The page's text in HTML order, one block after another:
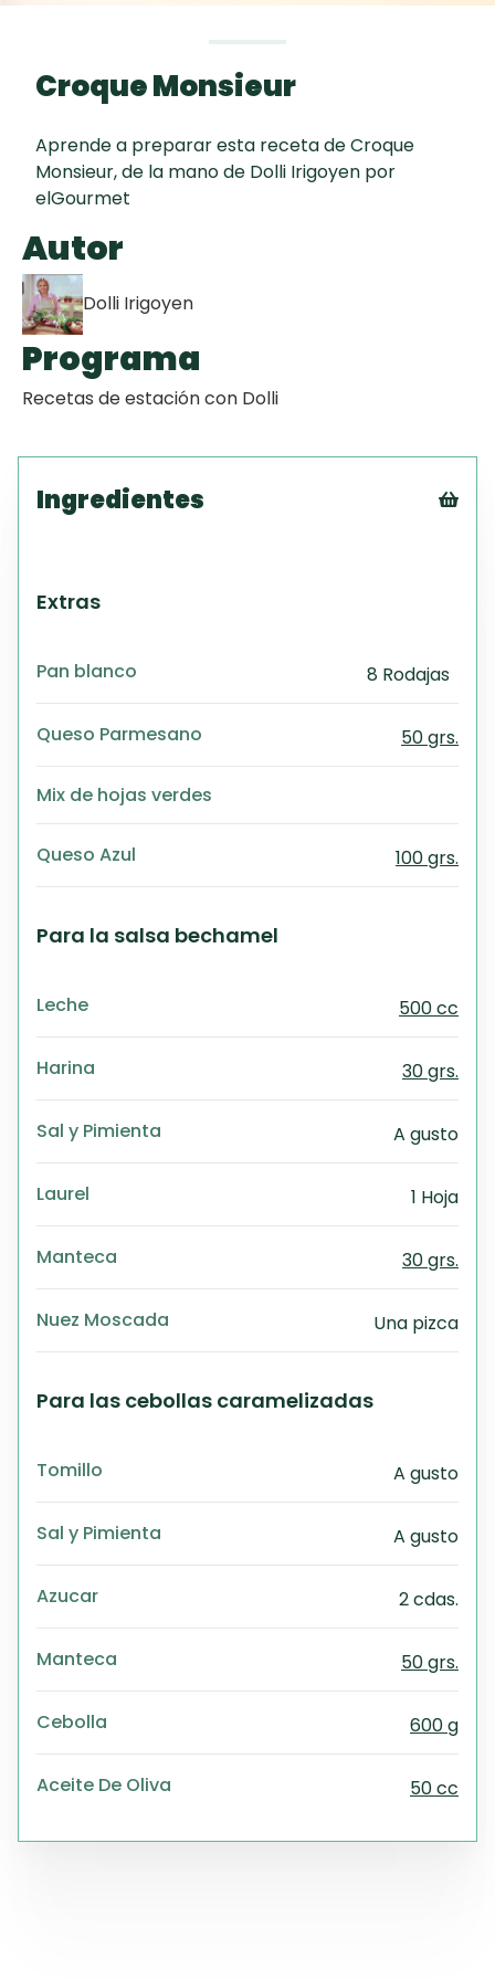
Key Lime Pie
Croque Monsieur
Aprende a preparar esta receta de Croque
Monsieur, de la mano de Dolli Irigoyen por
elGourmet
Autor
Dolli Irigoyen
Programa
Recetas de estación con Dolli
Ingredientes
Extras
Pan blanco 8 Rodajas
Queso Parmesano 50 grs.
Mix de hojas verdes
Queso Azul 100 grs.
Para la salsa bechamel
Leche 500 cc
Harina 30 grs.
Sal y Pimienta A gusto
Laurel 1 Hoja
Manteca 30 grs.
Nuez Moscada Una pizca
Para las cebollas caramelizadas
Tomillo A gusto
Sal y Pimienta A gusto
Azucar 2 cdas.
Manteca 50 grs.
Cebolla 600 g
Aceite De Oliva 50 cc